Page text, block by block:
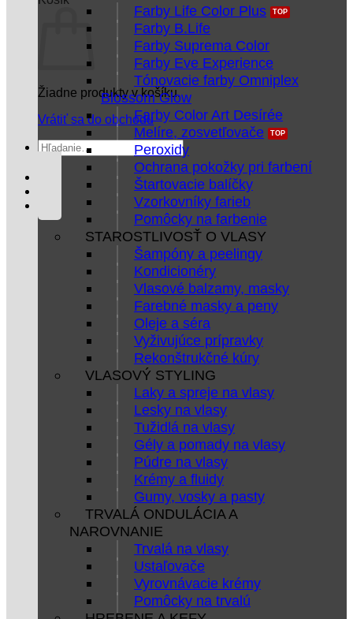
Žiadne produkty v košíku.
Vrátiť sa do obchodu
Hľadať:
Farby Life Color Plus
Farby B.Life
Farby Suprema Color
Farby Eve Experience
Tónovacie farby Omniplex
Blossom Glow
Farby Color Art Desírée
Melíre, zosvetľovače
Peroxidy
Ochrana pokožky pri farbení
Štartovacie balíčky
Vzorkovníky farieb
Pomôcky na farbenie
STAROSTLIVOSŤ O VLASY
Šampóny a peelingy
Kondicionéry
Vlasové balzamy, masky
Farebné masky a peny
Oleje a séra
Vyživujúce prípravky
Rekonštrukčné kúry
VLASOVÝ STYLING
Laky a spreje na vlasy
Lesky na vlasy
Tužidlá na vlasy
Gély a pomady na vlasy
Púdre na vlasy
Krémy a fluidy
Gumy, vosky a pasty
TRVALÁ ONDULÁCIA A
NAROVNANIE
Trvalá na vlasy
Ustaľovače
Vyrovnávacie krémy
Pomôcky na trvalú